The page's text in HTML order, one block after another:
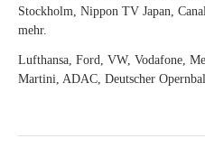
Stockholm, Nippon TV Japan,
mehr.
Lufthansa, Ford, VW, Vodafone,
Martini, ADAC, Deutscher